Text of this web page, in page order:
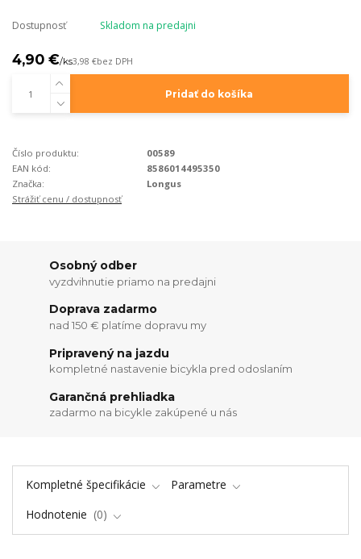
Dostupnosť Skladom na predajni
4,90 €/ks3,98 €bez DPH
Pridať do košíka
Číslo produktu:
00589
EAN kód:
8586014495350
Značka:
Longus
Strážiť cenu / dostupnosť
Osobný odber
vyzdvihnutie priamo na predajni
Doprava zadarmo
nad 150 € platíme dopravu my
Pripravený na jazdu
kompletné nastavenie bicykla pred odoslaním
Garančná prehliadka
zadarmo na bicykle zakúpené u nás
Kompletné špecifikácie
Parametre
Hodnotenie
0